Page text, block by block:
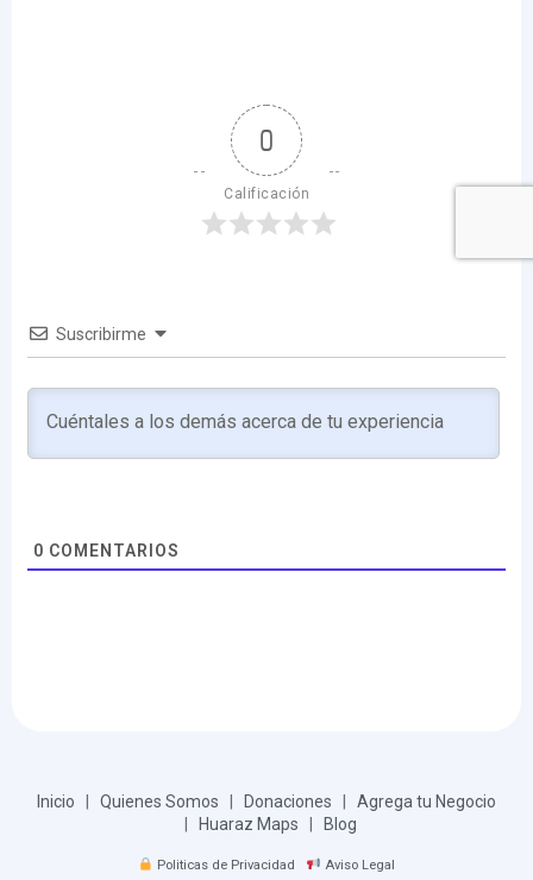
0
Calificación
Suscribirme
0 COMENTARIOS
Inicio Quienes Somos Donaciones
Agrega tu Negocio
Huaraz Maps Blog
Politicas de Privacidad Aviso Legal